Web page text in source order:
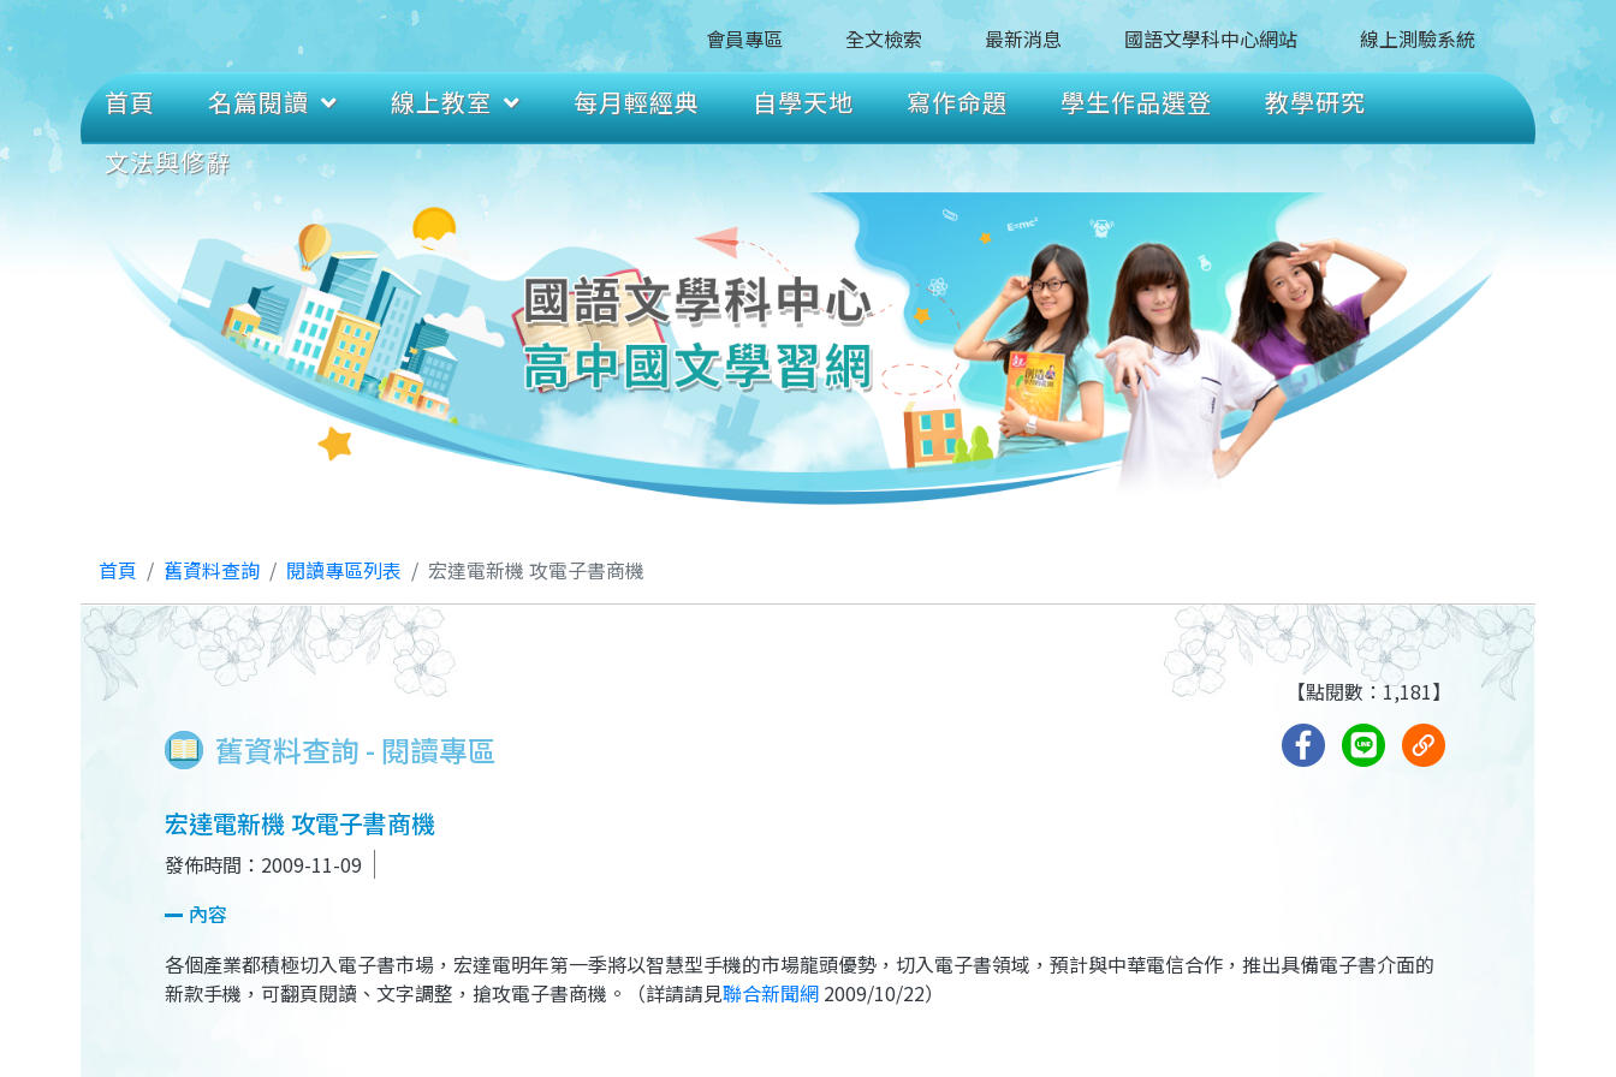
會員專區 全文檢索 最新消息 國語文學科中心網站 線上測驗系統
首頁 名篇閱讀 線上教室 每月輕經典 自學天地 寫作命題 學生作品選登
教學研究
文法與修辭
首頁 舊資料查詢 閱讀專區列表 宏達電新機 攻電子書商機
舊資料查詢 - 閱讀專區
【點閱數：1,181】
宏達電新機 攻電子書商機
發佈時間：2009-11-09
內容
各個產業都積極切入電子書市場，宏達電明年第一季將以智慧型手機的市場龍頭優勢，切入電子書領域，預計與中華電信合作，推出具備電子書介面的
新款手機，可翻頁閱讀、文字調整，搶攻電子書商機。（詳請請見聯合新聞網 2009/10/22）